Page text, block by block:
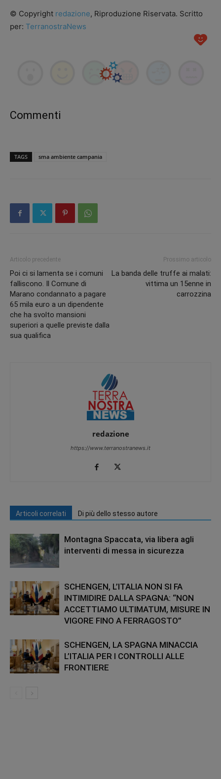
© Copyright redazione, Riproduzione Riservata. Scritto
per: TerranostraNews
Commenti
TAGS sma ambiente campania
Articolo precedente
Poi ci si lamenta se i comuni
falliscono. Il Comune di
Marano condannato a pagare
65 mila euro a un dipendente
che ha svolto mansioni
superiori a quelle previste dalla
sua qualifica
Prossimo articolo
La banda delle truffe ai malati:
vittima un 15enne in
carrozzina
redazione
https://www.terranostranews.it
Articoli correlati Di più dello stesso autore
Montagna Spaccata, via libera agli
interventi di messa in sicurezza
SCHENGEN, L’ITALIA NON SI FA
INTIMIDIRE DALLA SPAGNA: “NON
ACCETTIAMO ULTIMATUM, MISURE IN
VIGORE FINO A FERRAGOSTO”
SCHENGEN, LA SPAGNA MINACCIA
L’ITALIA PER I CONTROLLI ALLE
FRONTIERE